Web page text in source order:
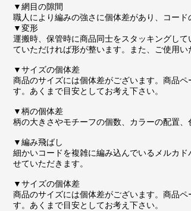
▼網目の隙間
職人により編みの強さに個体差があり、コード
▼変形
運搬時、保管時に商品同士をスタッキングし
ていただければ形が整います。また、ご使用
▼サイズの個体差
商品のサイズには個体差がございます。商品
す。あくまで目安としてお考え下さい。
▼柄の個体差
柄の大きさやモチーフの個数、カラーの配置、
▼編み飛ばし
細かいコードを複雑に編み込んでいるメルカ
せていただきます。
▼サイズの個体差
商品のサイズには個体差がございます。商品
す。あくまで目安としてお考え下さい。